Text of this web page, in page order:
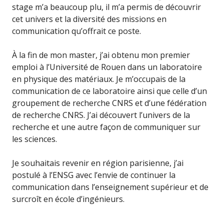
stage m’a beaucoup plu, il m’a permis de découvrir
cet univers et la diversité des missions en
communication qu’offrait ce poste.
À la fin de mon master, j’ai obtenu mon premier
emploi à l’Université de Rouen dans un laboratoire
en physique des matériaux. Je m’occupais de la
communication de ce laboratoire ainsi que celle d’un
groupement de recherche CNRS et d’une fédération
de recherche CNRS. J’ai découvert l’univers de la
recherche et une autre façon de communiquer sur
les sciences.
Je souhaitais revenir en région parisienne, j’ai
postulé à l’ENSG avec l’envie de continuer la
communication dans l’enseignement supérieur et de
surcroît en école d’ingénieurs.